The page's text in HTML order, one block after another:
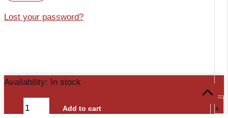
Lost your password?
Availability: In stock
-
Chei
Brute
1913D
+
Add to cart
Scroll
to